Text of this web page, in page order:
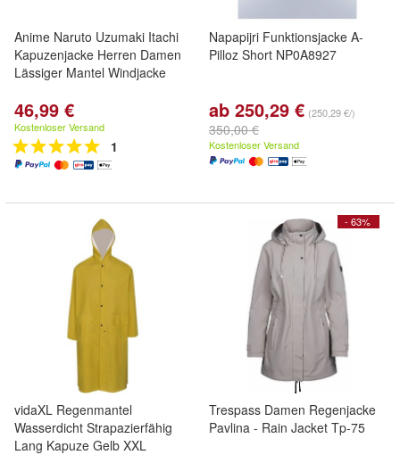
Anime Naruto Uzumaki Itachi
Kapuzenjacke Herren Damen
Lässiger Mantel Windjacke
46,99 €
Kostenloser Versand
1
Napapijri Funktionsjacke A-
Pilloz Short NP0A8927
ab 250,29 € (250,29 €/)
350,00 €
Kostenloser Versand
vidaXL Regenmantel
Wasserdicht Strapazierfähig
Lang Kapuze Gelb XXL
- 63%
Trespass Damen Regenjacke
Pavlina - Rain Jacket Tp-75